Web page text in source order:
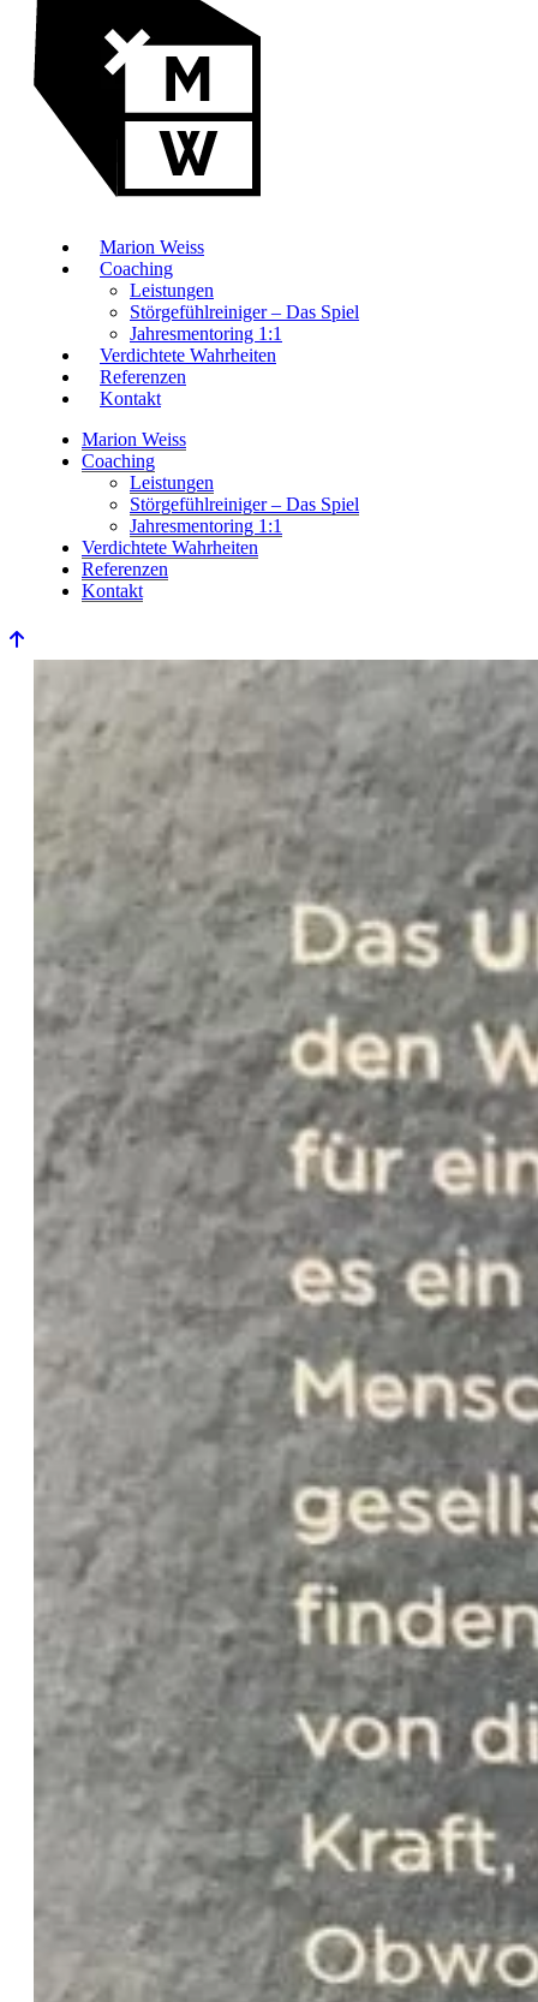
Mari­on Weiss
Coa­ching
Leis­tun­gen
Stör­ge­fühl­rei­ni­ger – Das Spiel
Jah­res­men­to­ring 1:1
Ver­dich­te­te Wahrheiten
Refe­ren­zen
Kon­takt
Mari­on Weiss
Coa­ching
Leis­tun­gen
Stör­ge­fühl­rei­ni­ger – Das Spiel
Jah­res­men­to­ring 1:1
Ver­dich­te­te Wahrheiten
Refe­ren­zen
Kon­takt